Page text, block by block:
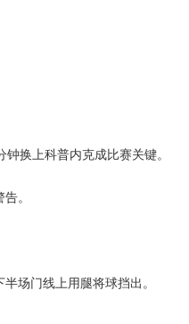
上科普内克成比赛关键。
。
门线上用腿将球挡出。